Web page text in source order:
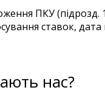
ПКУ (підрозд.
ставок,
нас?